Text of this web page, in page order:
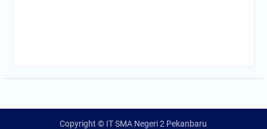
Copyright © IT SMA Negeri 2 Pekanbaru